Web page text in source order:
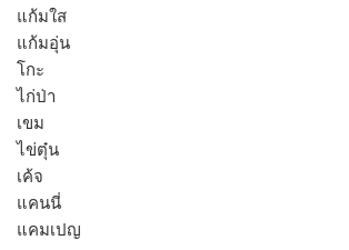
แก้มใส
แก้มอุ่น
โกะ
ไก่ป่า
เขม
ไข่ตุ๋น
เค้จ
แคนนี่
แคมเปญ